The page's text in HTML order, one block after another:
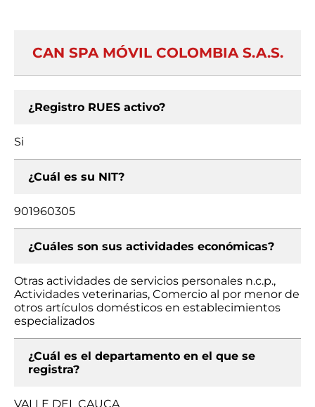
CAN SPA MÓVIL COLOMBIA S.A.S.
¿Registro RUES activo?
Si
¿Cuál es su NIT?
901960305
¿Cuáles son sus actividades económicas?
Otras actividades de servicios personales n.c.p.,
Actividades veterinarias, Comercio al por menor de
otros artículos domésticos en establecimientos
especializados
¿Cuál es el departamento en el que se
registra?
VALLE DEL CAUCA